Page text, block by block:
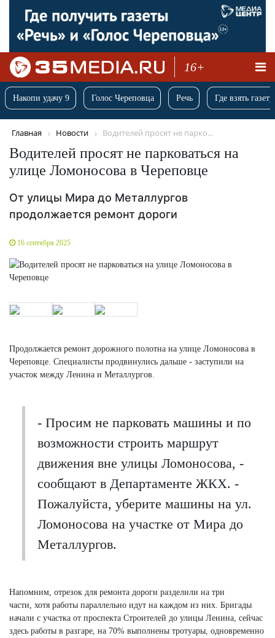
16+
Накопи удачу 9 Голос Череповца Речь Где взять
Главная Новости Водителей просят не парко...
Водителей просят не парковаться на
улице Ломоносова в Череповце
От улицы Мира до Металлургов
продолжается ремонт дороги
16 сентября 2025
Продолжается ремонт дорожного полотна на улице Ломоносова в
Череповце. Специалисты продвинулись дальше - заступили на
участок между Ленина и Металлургов.
- Просим не парковать машины и по
возможности строить маршрут
движения вне улицы Ломоносова, -
сообщают в Департаменте ЖКХ. -
Пожалуйста, уберите машины на ул.
Ломоносова на участке от Мира до
Металлургов.
Напомним, отрезок для ремонта дороги разделили на три
части, хотя работы параллельно идут на каждом из них. Бригады
начали с участка от проспекта Строителей до улицы Ленина, сейчас
здесь работы в разгаре, на 70% выполнены тротуары, одновременно